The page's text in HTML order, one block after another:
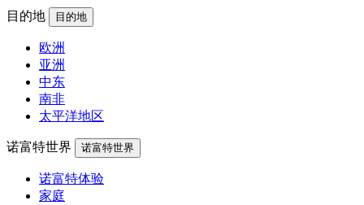
目的地 目的地
欧洲
亚洲
中东
南非
太平洋地区
诺富特世界 诺富特世界
诺富特体验
家庭